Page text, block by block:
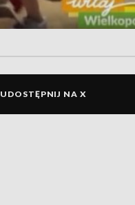
UDOSTĘPNIJ NA X